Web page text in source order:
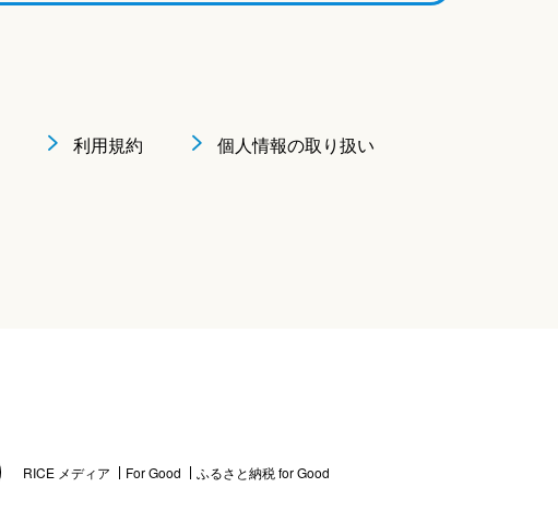
利用規約 個人情報の取り扱い
RICE メディア For Good ふるさと納税 for Good